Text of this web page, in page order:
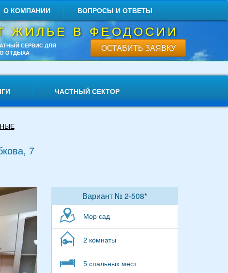
О КОМПАНИИ ВОПРОСЫ И ОТВЕТЫ
ЖИЛЬЕ В ФЕОДОСИИ
СЕРВИС ДЛЯ
ОТДЫХА
ОСТАВИТЬ ЗАЯВКУ
ЧАСТНЫЙ СЕКТОР
7
Вариант № 2-508*
Мор сад
2 комнаты
5 спальных мест